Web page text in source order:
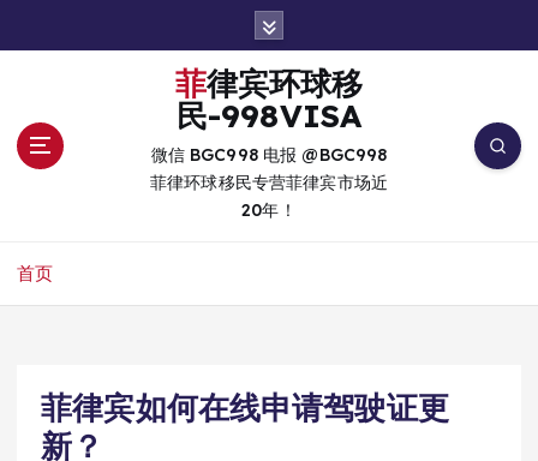
菲律宾环球移
民-998VISA
微信 BGC998 电报 @BGC998
菲律环球移民专营菲律宾市场近
20年！
首页
菲律宾如何在线申请驾驶证更
新？